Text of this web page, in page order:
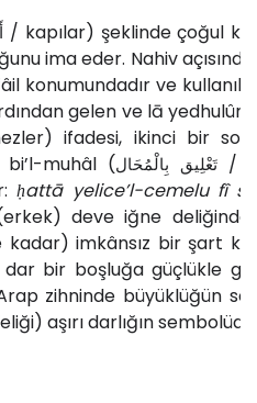
/ kapılar) şeklinde çoğul
ima eder. Nahiv
konumundadır ve
gelen ve lā
ifadesi, ikinci bir
bi’l-muhâl (تَعْلِيق بِالْمُحَال
/
ḥattā yelice’l-cemelu fî
deve iğne
imkânsız bir şart
bir boşluğa güçlükle
zihninde büyüklüğün
aşırı darlığın